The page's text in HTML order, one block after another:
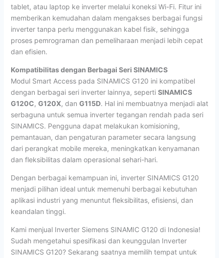
tablet, atau laptop ke inverter melalui koneksi Wi-Fi. Fitur ini
memberikan kemudahan dalam mengakses berbagai fungsi
inverter tanpa perlu menggunakan kabel fisik, sehingga
proses pemrograman dan pemeliharaan menjadi lebih cepat
dan efisien.
Kompatibilitas dengan Berbagai Seri SINAMICS
Modul Smart Access pada SINAMICS G120 ini kompatibel
dengan berbagai seri inverter lainnya, seperti SINAMICS
G120C, G120X, dan G115D. Hal ini membuatnya menjadi alat
serbaguna untuk semua inverter tegangan rendah pada seri
SINAMICS. Pengguna dapat melakukan komisioning,
pemantauan, dan pengaturan parameter secara langsung
dari perangkat mobile mereka, meningkatkan kenyamanan
dan fleksibilitas dalam operasional sehari-hari.
Dengan berbagai kemampuan ini, inverter SINAMICS G120
menjadi pilihan ideal untuk memenuhi berbagai kebutuhan
aplikasi industri yang menuntut fleksibilitas, efisiensi, dan
keandalan tinggi.
Kami menjual Inverter Siemens SINAMIC G120 di Indonesia!
Sudah mengetahui spesifikasi dan keunggulan Inverter
SINAMICS G120? Sekarang saatnya memilih tempat untuk